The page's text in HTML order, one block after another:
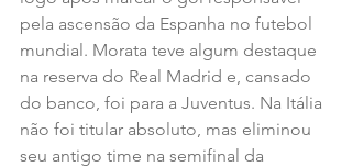
pela ascensão da Espanha no futebol
mundial. Morata teve algum destaque
na reserva do Real Madrid e, cansado
do banco, foi para a Juventus. Na Itália
não foi titular absoluto, mas eliminou
seu antigo time na semifinal da